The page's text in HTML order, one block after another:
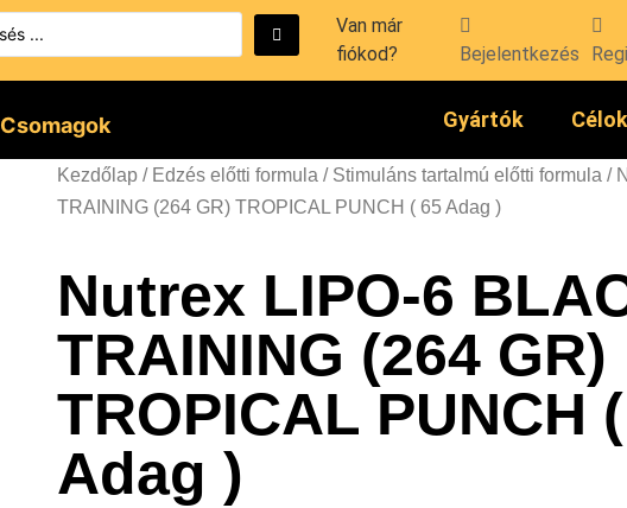
Van már
fiókod?
Bejelentkezés
Csomagok Gyártók Célok
Kezdőlap / Edzés előtti formula / Stimuláns tartalmú előtti formula /
TRAINING (264 GR) TROPICAL PUNCH ( 65 Adag )
Nutrex LIPO-6
TRAINING (264 GR)
TROPICAL PUNCH
Adag )